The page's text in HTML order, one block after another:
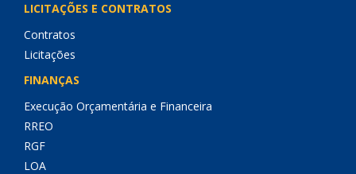
LICITAÇÕES E CONTRATOS
Contratos
Licitações
FINANÇAS
Execução Orçamentária e Financeira
RREO
RGF
LOA